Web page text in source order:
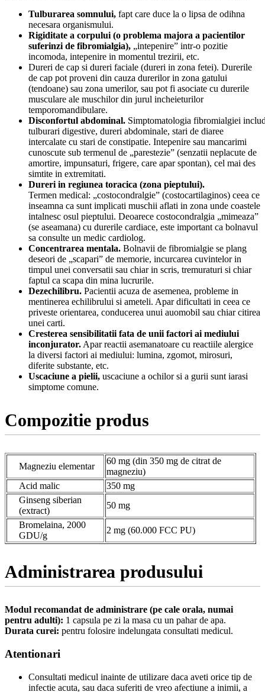
Tulburarea somnului, fapt care duce la o lipsa de odihna
necesara organismului.
Rigiditate a corpului (o problema majora a pacientilor
suferinzi de fibromialgia), „intepenire” intr-o pozitie
incomoda, intepenire in momentul trezirii, etc.
Dureri de cap si dureri faciale (dureri in zona fetei). Durerile
de cap pot proveni din cauza durerilor in zona gatului
(tendoane) sau zona umerilor, sau pot fi asociate cu durerile
musculare ale muschilor din jurul incheieturilor
temporomandibulare.
Disconfortul abdominal. Simptomatologia fibromialgiei
tulburari digestive, dureri abdominale, stari de diaree
intercalate cu stari de constipatie. Intepenire sau mancarimi
cunoscute sub termenul de „parestezie” (senzatii neplacute de
amortire, impunsaturi, frigere, care apar spontan), cel mai des
simtite in extremitati.
Dureri in regiunea toracica (zona pieptului).
Termen medical: „costocondralgie” (costocartilaginos) ceea ce
inseamna ca sunt implicati muschii aflati in zona unde coastele
intalnesc osul pieptului. Deoarece costocondralgia „mimeaza”
(se aseamana) cu durerile cardiace, este important ca bolnavul
sa consulte un medic cardiolog.
Concentrarea mentala. Bolnavii de fibromialgie se plang
deseori de „scapari” de memorie, incurcarea cuvintelor in
timpul unei conversatii sau chiar in scris, tremuraturi si chiar
faptul ca scapa din mina lucrurile.
Dezechilibru. Pacientii acuza de asemenea, probleme in
mentinerea echilibrului si ameteli. Apar dificultati in ceea ce
priveste orientarea, conducerea unui auomobil sau chiar citirea
unei carti.
Cresterea sensibilitatii fata de unii factori ai mediului
inconjurator. Apar reactii asemanatoare cu reactiile alergice
la diversi factori ai mediului: lumina, zgomot, mirosuri,
diferite substante, etc.
Uscaciune a pielii, uscaciune a ochilor si a gurii sunt iarasi
simptome comune.
Compozitie produs
Magneziu elementar
60 mg (din 350 mg de citrat de
magneziu)
Acid malic
350 mg
Ginseng siberian
(extract)
50 mg
Bromelaina, 2000
GDU/g
2 mg (60.000 FCC PU)
Administrarea produsului
Modul recomandat de administrare (pe cale orala, numai
pentru adulti): 1 capsula pe zi la masa cu un pahar de apa.
Durata curei: pentru folosire indelungata consultati medicul.
Atentionari
Consultati medicul inainte de utilizare daca aveti orice tip de
infectie acuta, sau daca suferiti de vreo afectiune a inimii, a